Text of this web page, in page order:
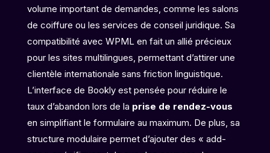
volume important de demandes, comme les salons
de coiffure ou les services de conseil juridique. Sa
compatibilité avec WPML en fait un allié précieux
pour les sites multilingues, permettant d’attirer une
clientèle internationale sans friction linguistique.
L’interface de Bookly est pensée pour réduire le
taux d’abandon lors de la prise de rendez-vous
en simplifiant le formulaire au maximum. De plus, sa
structure modulaire permet d’ajouter des « add-